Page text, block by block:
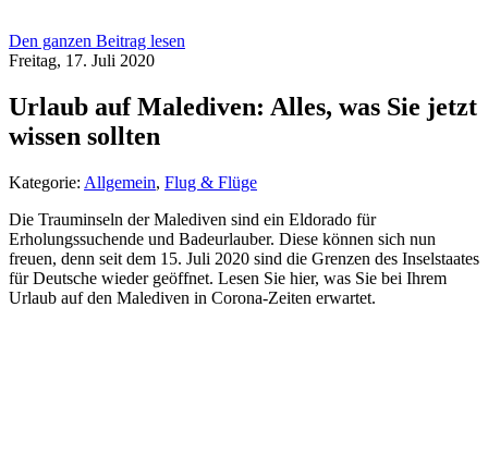
Den ganzen Beitrag lesen
Freitag, 17. Juli 2020
Urlaub auf Malediven: Alles, was Sie jetzt
wissen sollten
Kategorie: Allgemein, Flug & Flüge
Die Trauminseln der Malediven sind ein Eldorado für
Erholungssuchende und Badeurlauber. Diese können sich nun
freuen, denn seit dem 15. Juli 2020 sind die Grenzen des Inselstaates
für Deutsche wieder geöffnet. Lesen Sie hier, was Sie bei Ihrem
Urlaub auf den Malediven in Corona-Zeiten erwartet.